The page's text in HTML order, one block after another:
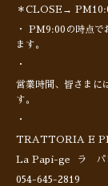
＊CLOSE→
・ PM9:00の時点で
ます。
・
営業時間、皆さまに
す。
・
TRATTORIA E
La Papi-ge ラ パ
054-645-2819